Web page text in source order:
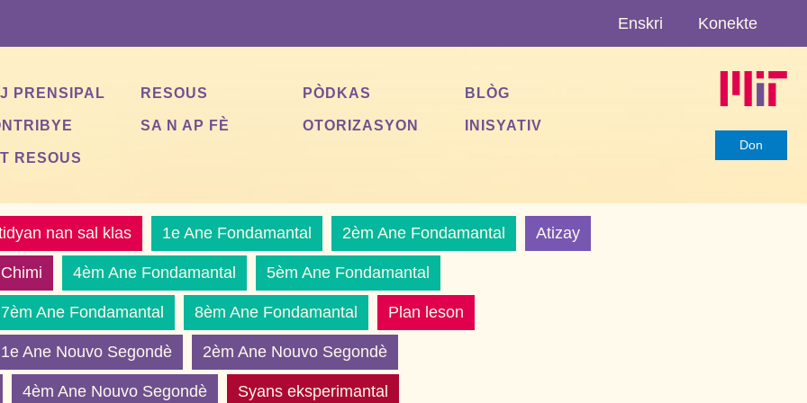
Enskri Konekte
Don
PRENSIPAL RESOUS PÒDKAS
BLÒG
SA N AP FÈ OTORIZASYON
INISYATIV
RESOUS
nan sal klas 1e Ane Fondamantal 2èm Ane Fondamantal Atizay
Chimi 4èm Ane Fondamantal 5èm Ane Fondamantal
7èm Ane Fondamantal 8èm Ane Fondamantal Plan leson
1e Ane Nouvo Segondè 2èm Ane Nouvo Segondè
4èm Ane Nouvo Segondè Syans eksperimantal